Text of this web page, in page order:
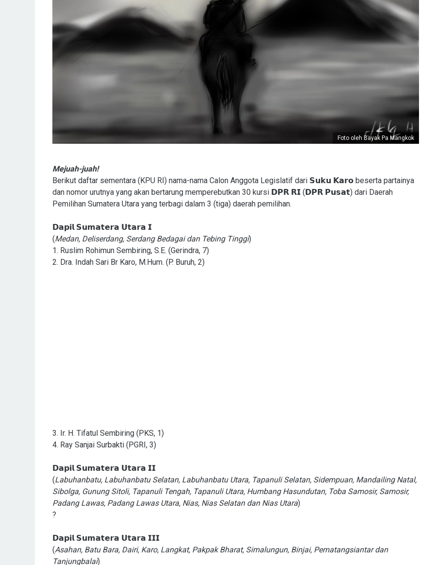
Foto oleh Bayak Pa Mangkok
Mejuah-juah!
Berikut daftar sementara (KPU RI) nama-nama Calon Anggota Legislatif dari 𝗦𝘂𝗸𝘂 𝗞𝗮𝗿𝗼 beserta partainya
dan nomor urutnya yang akan bertarung memperebutkan 30 kursi 𝗗𝗣𝗥 𝗥𝗜 (𝗗𝗣𝗥 𝗣𝘂𝘀𝗮𝘁) dari Daerah
Pemilihan Sumatera Utara yang terbagi dalam 3 (tiga) daerah pemilihan.
𝗗𝗮𝗽𝗶𝗹 𝗦𝘂𝗺𝗮𝘁𝗲𝗿𝗮 𝗨𝘁𝗮𝗿𝗮 𝗜
(Medan, Deliserdang, Serdang Bedagai dan Tebing Tinggi)
1. Ruslim Rohimun Sembiring, S.E. (Gerindra, 7)
2. Dra. Indah Sari Br Karo, M.Hum. (P. Buruh, 2)
3. Ir. H. Tifatul Sembiring (PKS, 1)
4. Ray Sanjai Surbakti (PGRI, 3)
𝗗𝗮𝗽𝗶𝗹 𝗦𝘂𝗺𝗮𝘁𝗲𝗿𝗮 𝗨𝘁𝗮𝗿𝗮 𝗜𝗜
(Labuhanbatu, Labuhanbatu Selatan, Labuhanbatu Utara, Tapanuli Selatan, Sidempuan, Mandailing Natal,
Sibolga, Gunung Sitoli, Tapanuli Tengah, Tapanuli Utara, Humbang Hasundutan, Toba Samosir, Samosir,
Padang Lawas, Padang Lawas Utara, Nias, Nias Selatan dan Nias Utara)
?
𝗗𝗮𝗽𝗶𝗹 𝗦𝘂𝗺𝗮𝘁𝗲𝗿𝗮 𝗨𝘁𝗮𝗿𝗮 𝗜𝗜𝗜
(Asahan, Batu Bara, Dairi, Karo, Langkat, Pakpak Bharat, Simalungun, Binjai, Pematangsiantar dan
Tanjungbalai)